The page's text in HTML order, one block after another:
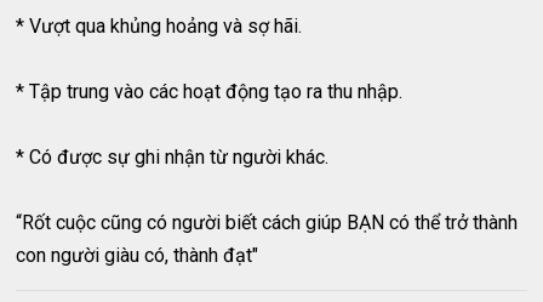
* Vượt qua khủng hoảng và sợ hãi.
* Tập trung vào các hoạt động tạo ra thu nhập.
* Có được sự ghi nhận từ người khác.
“Rốt cuộc cũng có người biết cách giúp BẠN có thể trở thành
con người giàu có, thành đạt"